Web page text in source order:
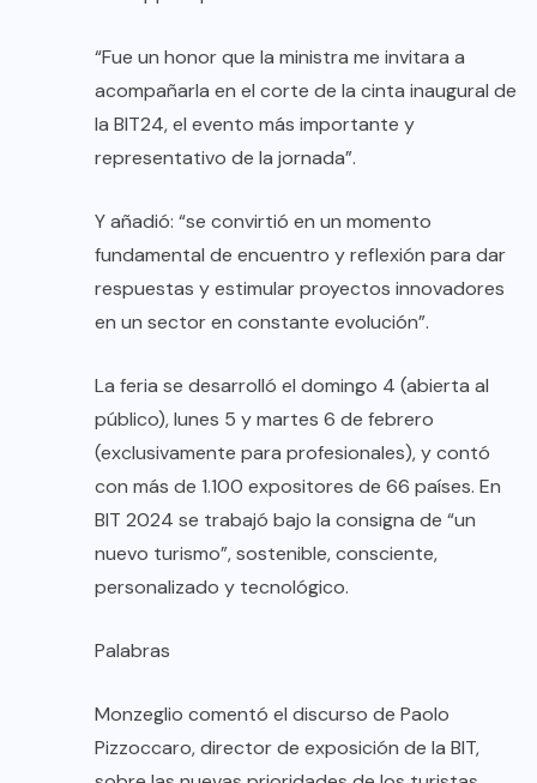
“Fue un honor que la ministra me invitara a
acompañarla en el corte de la cinta inaugural de
la BIT24, el evento más importante y
representativo de la jornada”.
Y añadió: “se convirtió en un momento
fundamental de encuentro y reflexión para dar
respuestas y estimular proyectos innovadores
en un sector en constante evolución”.
La feria se desarrolló el domingo 4 (abierta al
público), lunes 5 y martes 6 de febrero
(exclusivamente para profesionales), y contó
con más de 1.100 expositores de 66 países. En
BIT 2024 se trabajó bajo la consigna de “un
nuevo turismo”, sostenible, consciente,
personalizado y tecnológico.
Palabras
Monzeglio comentó el discurso de Paolo
Pizzoccaro, director de exposición de la BIT,